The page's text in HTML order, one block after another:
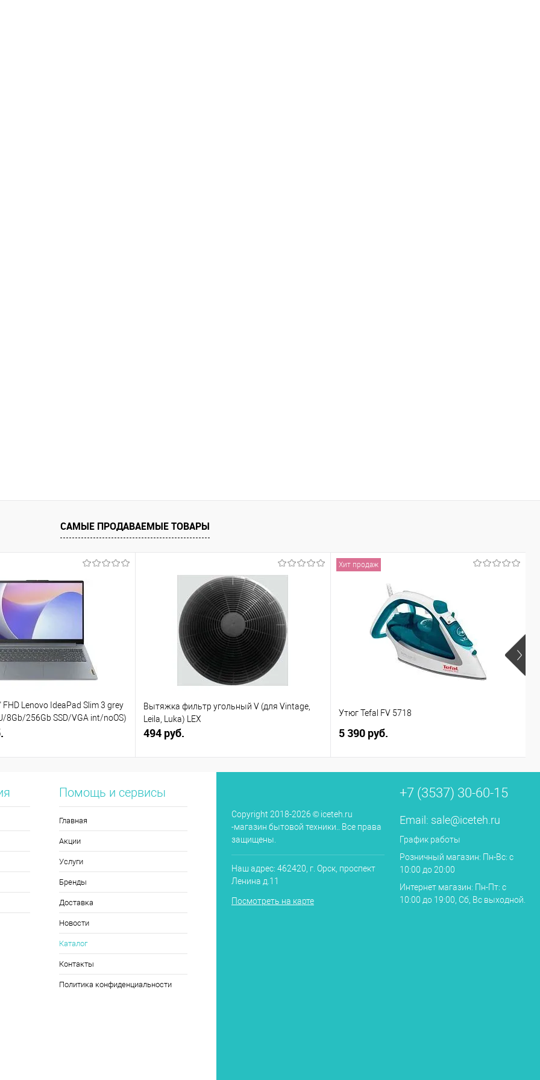
САМЫЕ ПРОДАВАЕМЫЕ ТОВАРЫ
FHD Lenovo IdeaPad Slim 3 grey
8Gb/256Gb SSD/VGA int/noOS)
Вытяжка фильтр угольный V (для Vintage,
Leila, Luka) LEX
494 руб.
Хит продаж
Утюг Tefal FV 5718
5 390 руб.
Помощь и сервисы
Главная
Акции
Услуги
Бренды
Доставка
Новости
Каталог
Контакты
Политика конфиденциальности
Copyright 2018-2026 © iceteh.ru
-магазин бытовой техники.. Все права
защищены.
Наш адрес: 462420, г. Орск, проспект
Ленина д.11
Посмотреть на карте
+7 (3537) 30-60-15
Email: sale@iceteh.ru
График работы
Розничный магазин: Пн-Вс: с
10:00 до 20:00
Интернет магазин: Пн-Пт: с
10:00 до 19:00, Сб, Вс выходной.